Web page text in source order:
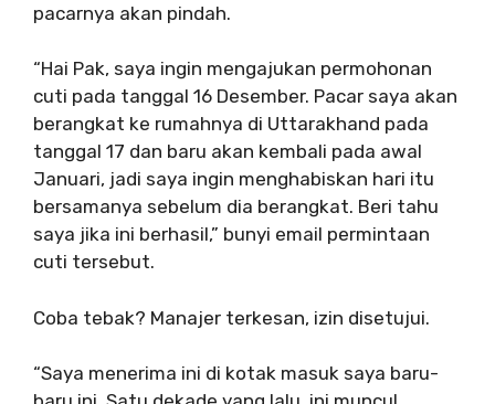
pacarnya akan pindah.
“Hai Pak, saya ingin mengajukan permohonan
cuti pada tanggal 16 Desember. Pacar saya akan
berangkat ke rumahnya di Uttarakhand pada
tanggal 17 dan baru akan kembali pada awal
Januari, jadi saya ingin menghabiskan hari itu
bersamanya sebelum dia berangkat. Beri tahu
saya jika ini berhasil,” bunyi email permintaan
cuti tersebut.
Coba tebak? Manajer terkesan, izin disetujui.
“Saya menerima ini di kotak masuk saya baru-